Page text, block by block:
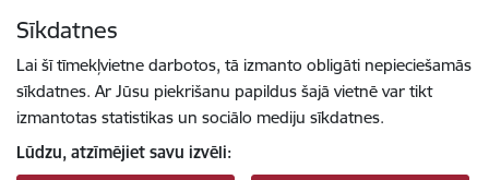
Sīkdatnes
Lai šī tīmekļvietne darbotos, tā izmanto obligāti nepieciešamās
sīkdatnes. Ar Jūsu piekrišanu papildus šajā vietnē var tikt
izmantotas statistikas un sociālo mediju sīkdatnes.
Lūdzu, atzīmējiet savu izvēli: